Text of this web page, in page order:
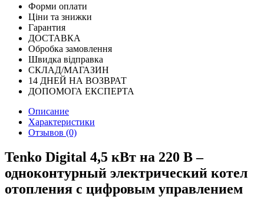
Форми оплати
Ціни та знижки
Гарантия
ДОСТАВКА
Обробка замовлення
Швидка відправка
СКЛАД/МАГАЗИН
14 ДНЕЙ НА ВОЗВРАТ
ДОПОМОГА ЕКСПЕРТА
Описание
Характеристики
Отзывов (0)
Tenko Digital 4,5 кВт на 220 В –
одноконтурный электрический котел
отопления с цифровым управлением